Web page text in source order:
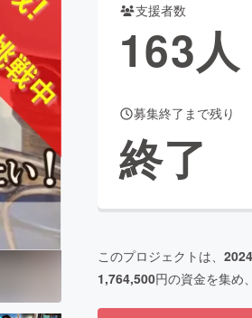
ビューティー・ヘルスケア
CAMPFIRE Creation
ya コミュニティ
支援者数
163人
募集終了まで残り
終了
このプロジェクトは、
1,764,500円の資金を集め、